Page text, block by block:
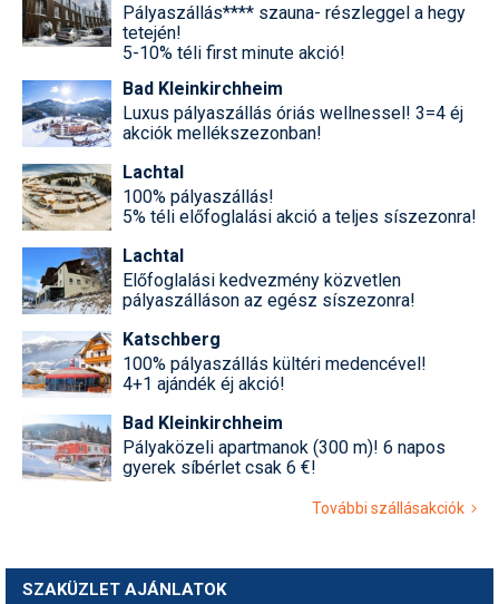
Pályaszállás**** szauna- részleggel a hegy
tetején!
5-10% téli first minute akció!
Bad Kleinkirchheim
Luxus pályaszállás óriás wellnessel! 3=4 éj
akciók mellékszezonban!
Lachtal
100% pályaszállás!
5% téli előfoglalási akció a teljes síszezonra!
Lachtal
Előfoglalási kedvezmény közvetlen
pályaszálláson az egész síszezonra!
Katschberg
100% pályaszállás kültéri medencével!
4+1 ajándék éj akció!
Bad Kleinkirchheim
Pályaközeli apartmanok (300 m)! 6 napos
gyerek síbérlet csak 6 €!
További szállásakciók
SZAKÜZLET AJÁNLATOK